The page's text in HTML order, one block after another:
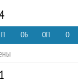
П ОБ ОП О